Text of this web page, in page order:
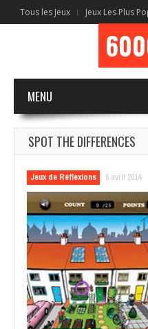
Tous les Jeux Jeux Les Plus
MENU
SPOT THE DIFFERENCES
Jeux de Réflexions 6 avril 2014